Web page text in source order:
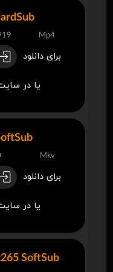
برای دانلود
یا در
MB Mp4
برای دانلود
یا در
Mkv
SoftSub